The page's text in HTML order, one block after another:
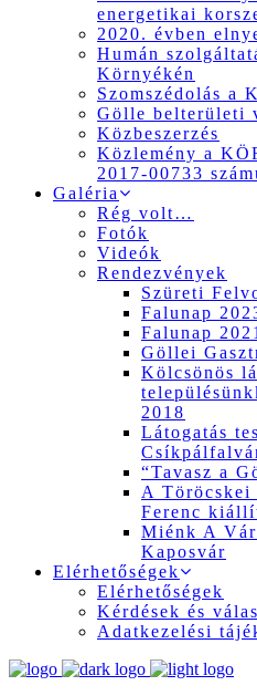
energetikai
2020. évben
Humán
Környékén
Szomszédolás a
Gölle belterületi
Közbeszerzés
Közlemény a
2017-00733
Galéria
Rég volt…
Fotók
Videók
Rendezvények
Szüreti
Falunap
Falunap 2021
Göllei
Kölcsönös
2018
Látogatás
“Tavasz a
A Töröcskei
Ferenc
Miénk A
Kaposvár
Elérhetőségek
Elérhetőségek
Kérdések és
Adatkezelési